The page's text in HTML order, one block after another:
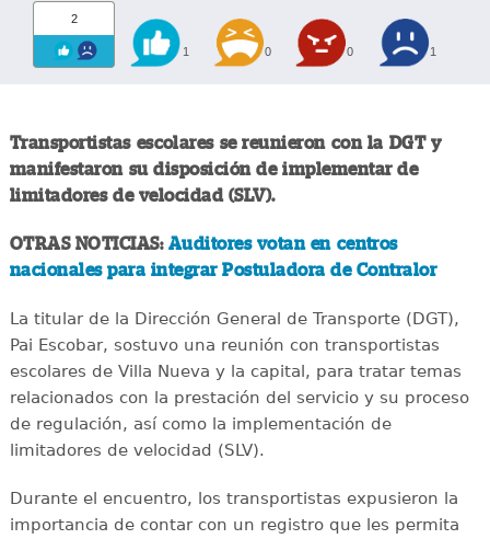
2
1 0 0 1
Transportistas escolares se reunieron con la DGT y
manifestaron su disposición de implementar de
limitadores de velocidad (SLV).
OTRAS NOTICIAS: Auditores votan en centros
nacionales para integrar Postuladora de Contralor
La titular de la Dirección General de Transporte (DGT),
Pai Escobar, sostuvo una reunión con transportistas
escolares de Villa Nueva y la capital, para tratar temas
relacionados con la prestación del servicio y su proceso
de regulación, así como la implementación de
limitadores de velocidad (SLV).
Durante el encuentro, los transportistas expusieron la
importancia de contar con un registro que les permita